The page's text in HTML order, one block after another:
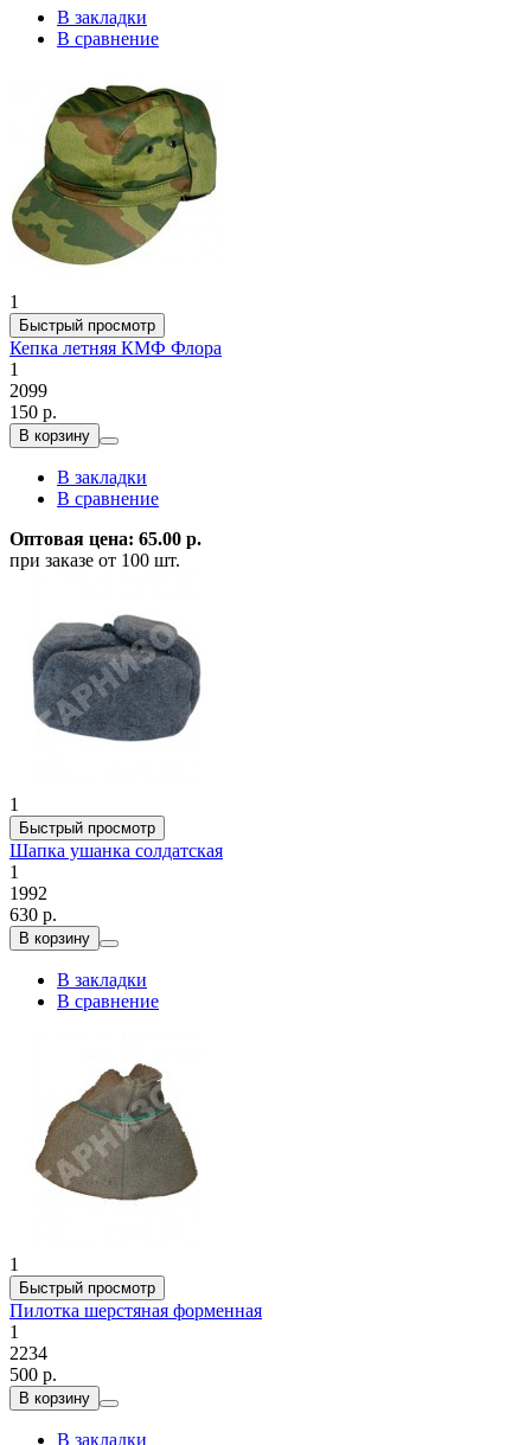
В закладки
В сравнение
1
Быстрый просмотр
Кепка летняя КМФ Флора
1
2099
150 р.
В корзину
В закладки
В сравнение
Оптовая цена: 65.00 р.
при заказе от 100 шт.
1
Быстрый просмотр
Шапка ушанка солдатская
1
1992
630 р.
В корзину
В закладки
В сравнение
1
Быстрый просмотр
Пилотка шерстяная форменная
1
2234
500 р.
В корзину
В закладки